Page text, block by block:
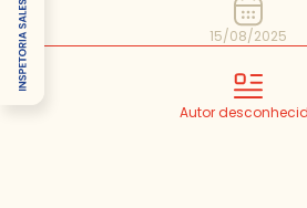
15/08/2025
Autor